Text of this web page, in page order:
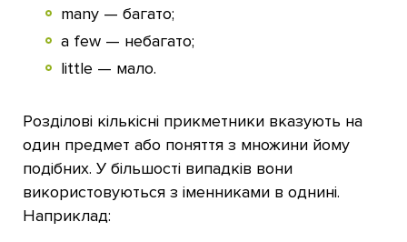
many — багато;
a few — небагато;
little — мало.
Розділові кількісні прикметники вказують на
один предмет або поняття з множини йому
подібних. У більшості випадків вони
використовуються з іменниками в однині.
Наприклад: